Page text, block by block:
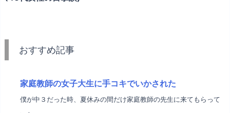
おすすめ記事
家庭教師の女子大生に手コキでいかされた
僕が中３だった時、夏休みの間だけ家庭教師の先生に来てもらって